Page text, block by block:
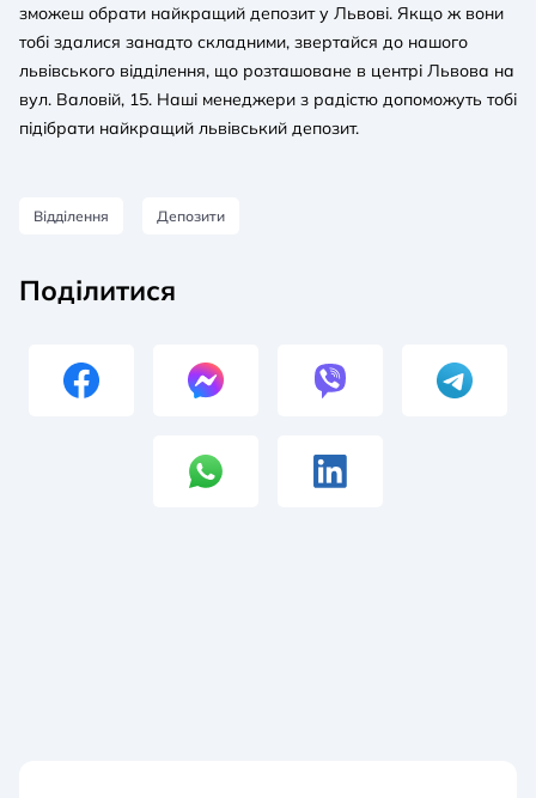
зможеш обрати найкращий депозит у Львові. Якщо ж вони
тобі здалися занадто складними, звертайся до нашого
львівського відділення, що розташоване в центрі Львова на
вул. Валовій, 15. Наші менеджери з радістю допоможуть тобі
підібрати найкращий львівський депозит.
Відділення Депозити
Поділитися